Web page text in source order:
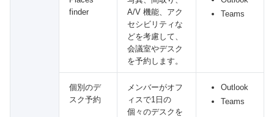
finder
A/V 機能、アク
セシビリティな
どを考慮して、
会議室やデスク
を予約します。
Teams
個別のデ
スク予約
メンバーがオフ
ィスで1日の
個々のデスクを
Outlook
Teams